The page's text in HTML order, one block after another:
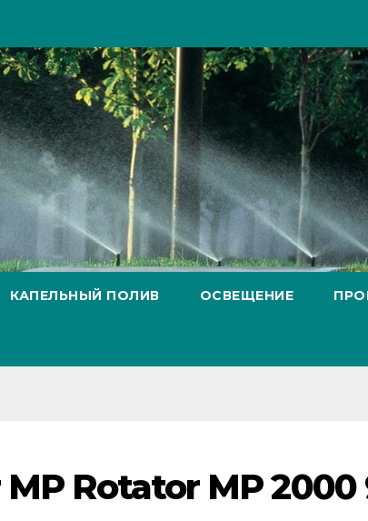
КАПЕЛЬНЫЙ ПОЛИВ ОСВЕЩЕНИЕ
Rotator MP 2000